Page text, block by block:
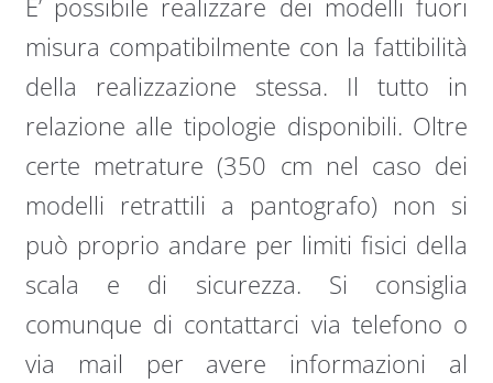
E’ possibile realizzare dei modelli fuori
misura compatibilmente con la fattibilità
della realizzazione stessa. Il tutto in
relazione alle tipologie disponibili. Oltre
certe metrature (350 cm nel caso dei
modelli retrattili a pantografo) non si
può proprio andare per limiti fisici della
scala e di sicurezza. Si consiglia
comunque di contattarci via telefono o
via mail per avere informazioni al